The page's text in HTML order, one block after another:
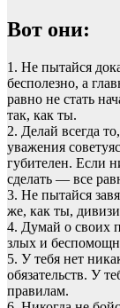
Вот они:
1. Не пытайся
бесполезно, а
равно не стать
так, как ты.
2. Делай всегда
уважения
губителен. Если
сделать ― все
3. Не пытайся
же, как ты,
4. Думай о своих
злых и
5. У тебя нет
обязательств. У
правилам.